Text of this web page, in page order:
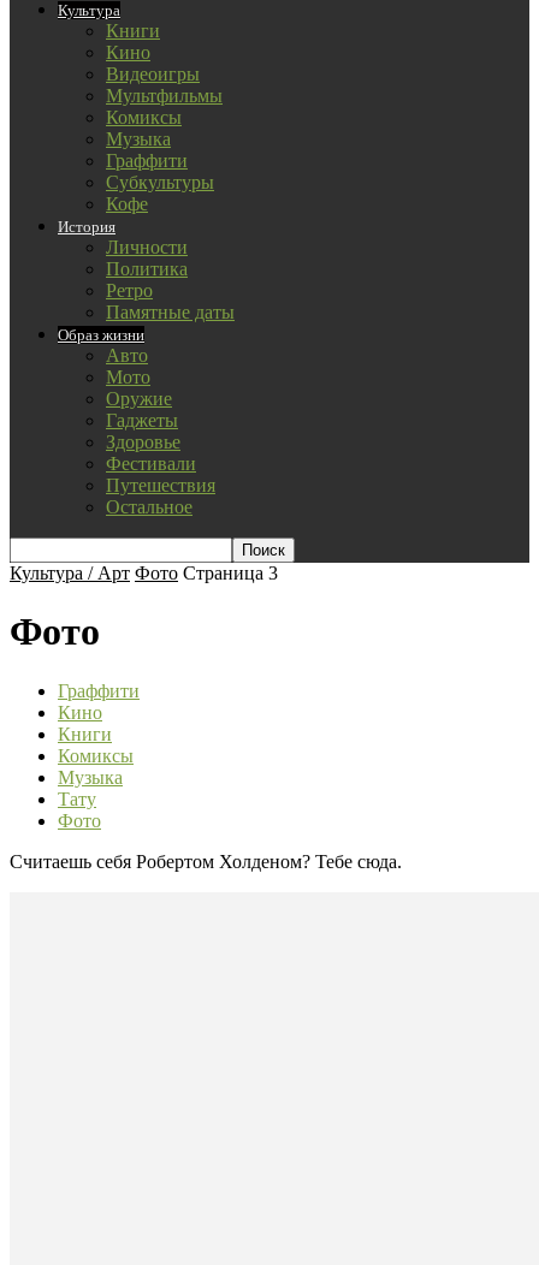
Культура
Книги
Кино
Видеоигры
Мультфильмы
Комиксы
Музыка
Граффити
Субкультуры
Кофе
История
Личности
Политика
Ретро
Памятные даты
Образ жизни
Авто
Мото
Оружие
Гаджеты
Здоровье
Фестивали
Путешествия
Остальное
Культура / Арт Фото Страница 3
Фото
Граффити
Кино
Книги
Комиксы
Музыка
Тату
Фото
Считаешь себя Робертом Холденом? Тебе сюда.